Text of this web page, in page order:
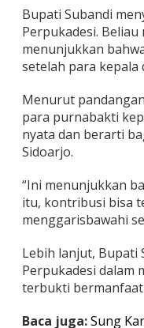
Bupati Subandi
Perpukadesi.
menunjukkan
setelah para kepala
Menurut
para purnabakti
nyata dan berarti
Sidoarjo.
“Ini menunjukkan
itu, kontribusi bisa
menggarisbawahi
Lebih lanjut, Bupati
Perpukadesi dalam
terbukti bermanfaat
Baca juga:Sung